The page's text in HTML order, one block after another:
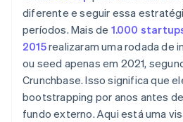
diferente e seguir essa
períodos. Mais de 1.000
2015realizaram uma rodada de
ou seed apenas em 2021,
Crunchbase. Isso significa que
bootstrapping por anos antes
fundo externo. Aqui está uma